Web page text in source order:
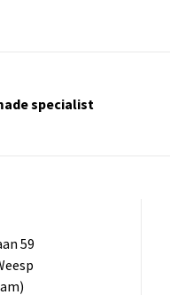
specialist
59